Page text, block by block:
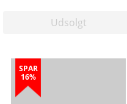
Udsolgt
SPAR
16%